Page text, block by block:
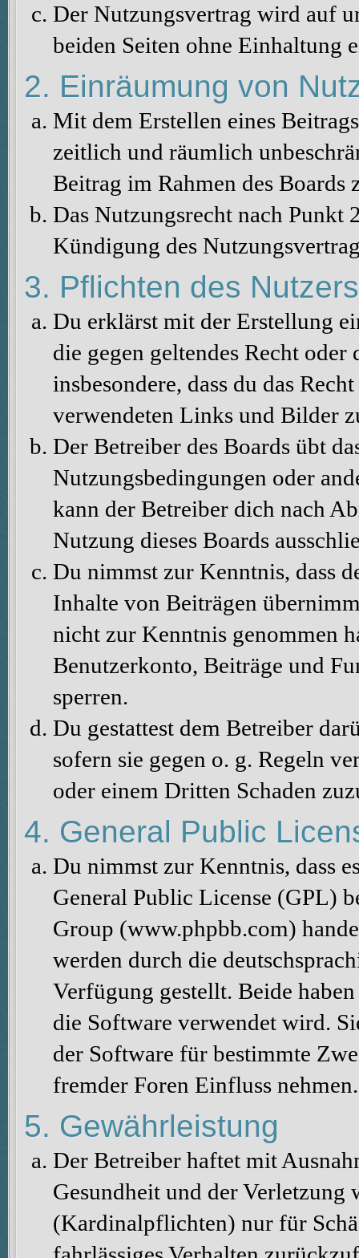
Der Nutzungsvertrag wird auf
beiden Seiten ohne Einhaltung
2. Einräumung von
Mit dem Erstellen eines
zeitlich und räumlich
Beitrag im Rahmen des Boards
Das Nutzungsrecht nach Punkt
Kündigung des
3. Pflichten des Nutzers
Du erklärst mit der Erstellung
die gegen geltendes Recht
insbesondere, dass du das
verwendeten Links und Bilder
Der Betreiber des Boards übt
Nutzungsbedingungen oder
kann der Betreiber dich nach
Nutzung dieses Boards
Du nimmst zur Kenntnis, dass
Inhalte von Beiträgen
nicht zur Kenntnis genommen
Benutzerkonto, Beiträge und
sperren.
Du gestattest dem Betreiber
sofern sie gegen o. g. Regeln
oder einem Dritten Schaden
4. General Public
Du nimmst zur Kenntnis, dass
General Public License (GPL)
Group (www.phpbb.com)
werden durch die
Verfügung gestellt. Beide
die Software verwendet wird.
der Software für bestimmte
fremder Foren Einfluss nehmen.
5. Gewährleistung
Der Betreiber haftet mit
Gesundheit und der
(Kardinalpflichten) nur für